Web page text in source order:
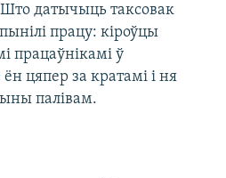
датычыць таксовак
працу: кіроўцы
працаўнікамі ў
цяпер за кратамі і ня
палівам.